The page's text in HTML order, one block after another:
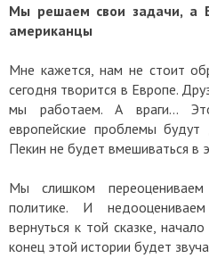
Мы решаем свои задачи, а
американцы
Мне кажется, нам не стоит
сегодня творится в Европе.
мы работаем. А враги...
европейские проблемы
Пекин не будет вмешиваться в
Мы слишком
политике. И
вернуться к той сказке,
конец этой истории будет